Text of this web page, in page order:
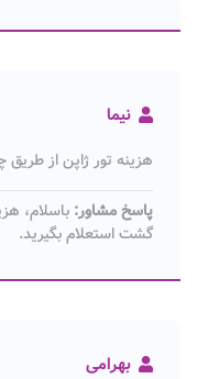
نیما
هزینه تور ژاپن از
پاسخ مشاور: باسلام،
گشت استعلام بگیرید.
بهرامی